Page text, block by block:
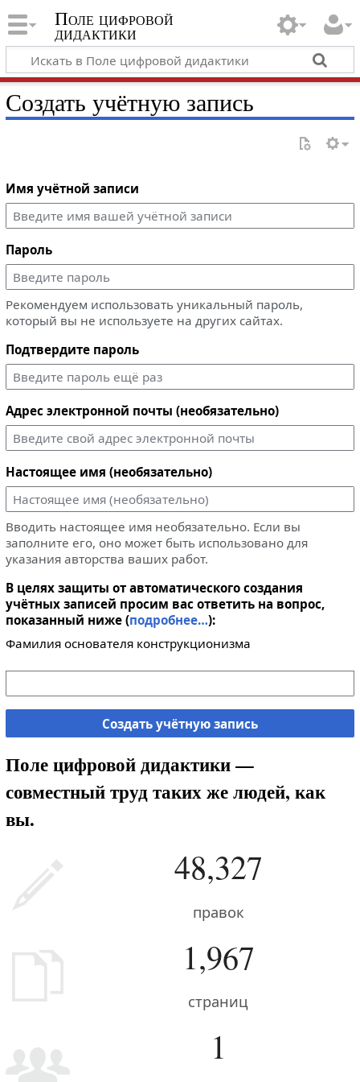
Поле цифровой
дидактики
Создать учётную запись
Имя учётной записи
Пароль
Рекомендуем использовать уникальный пароль,
который вы не используете на других сайтах.
Подтвердите пароль
Адрес электронной почты (необязательно)
Настоящее имя (необязательно)
Вводить настоящее имя необязательно. Если вы
заполните его, оно может быть использовано для
указания авторства ваших работ.
В целях защиты от автоматического создания
учётных записей просим вас ответить на вопрос,
показанный ниже (подробнее…):
Фамилия основателя конструкционизма
Создать учётную запись
Поле цифровой дидактики —
совместный труд таких же людей, как
вы.
48,327
правок
1,967
страниц
1